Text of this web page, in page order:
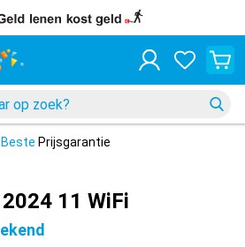
Beste Prijsgarantie
11 WiFi